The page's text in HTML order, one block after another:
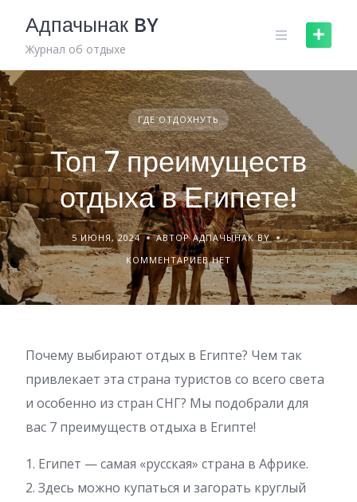
content
Адпачынак BY
Журнал об отдыхе
ГДЕ ОТДОХНУТЬ
Топ 7 преимуществ
отдыха в Египете!
5 ИЮНЯ, 2024
АВТОР АДПАЧЫНАК BY
КОММЕНТАРИЕВ НЕТ
Почему выбирают отдых в Египте? Чем так
привлекает эта страна туристов со всего света
и особенно из стран СНГ? Мы подобрали для
вас 7 преимуществ отдыха в Египте!
1. Египет — самая «русская» страна в Африке.
2. Здесь можно купаться и загорать круглый